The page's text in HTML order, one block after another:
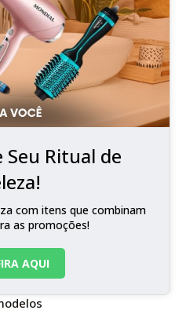
Ritual de
com itens que combinam
as promoções!
AQUI